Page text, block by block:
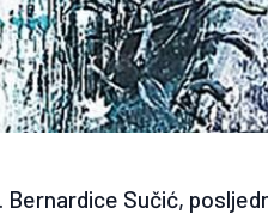
Bernardice Sučić,